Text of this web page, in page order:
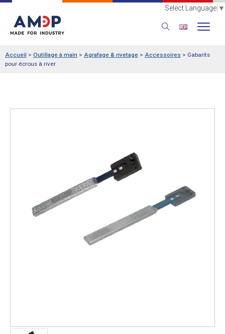
Select Language ▼
Accueil > Outillage à main > Agrafage & rivetage > Accessoires > Gabarits
pour écrous à river